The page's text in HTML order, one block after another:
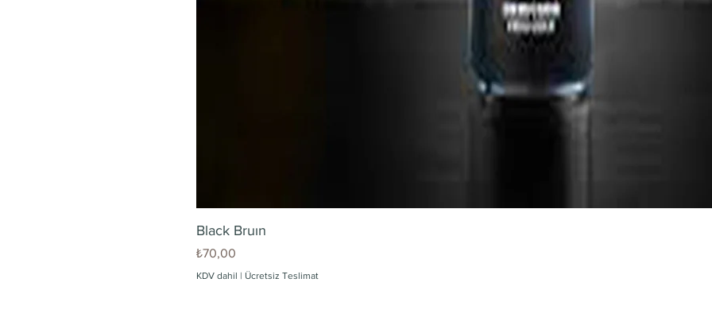
Black Bruın
Fiyat
₺70,00
KDV dahil | Ücretsiz Teslimat